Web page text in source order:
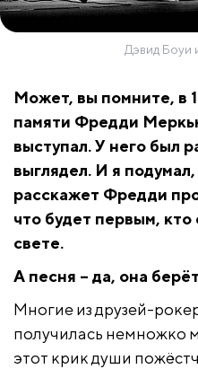
Дэвид Боуи
Может, вы помните, в
памяти Фредди
выступал. У него был
выглядел. И я
расскажет Фредди
что будет первым, кто
свете.
А песня – да, она
Многие из друзей-
получилась немножко
этот крик души